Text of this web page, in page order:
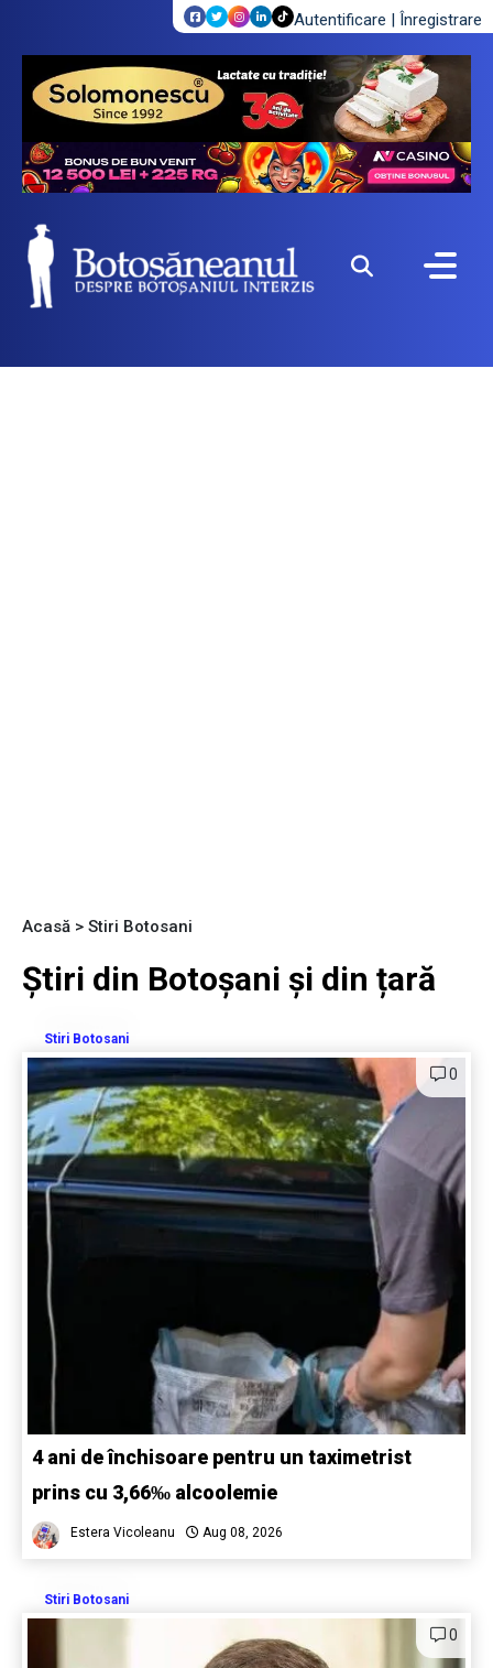
Autentificare | Înregistrare
Acasă > Stiri Botosani
Știri din Botoșani și din țară
Stiri Botosani
0
4 ani de închisoare pentru un taximetrist
prins cu 3,66‰ alcoolemie
Estera Vicoleanu Aug 08, 2026
Stiri Botosani
0